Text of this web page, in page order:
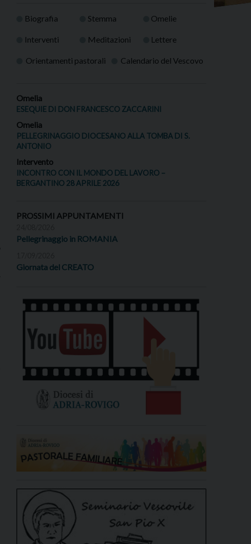
Biografia Stemma Omelie
Interventi Meditazioni Lettere
Orientamenti pastorali Calendario del Vescovo
Omelia
ESEQUIE DI DON FRANCESCO ZACCARINI
Omelia
PELLEGRINAGGIO DIOCESANO ALLA TOMBA DI S.
ANTONIO
Intervento
INCONTRO CON IL MONDO DEL LAVORO –
BERGANTINO 28 APRILE 2026
PROSSIMI APPUNTAMENTI
Pellegrinaggio in ROMANIA
Giornata del CREATO